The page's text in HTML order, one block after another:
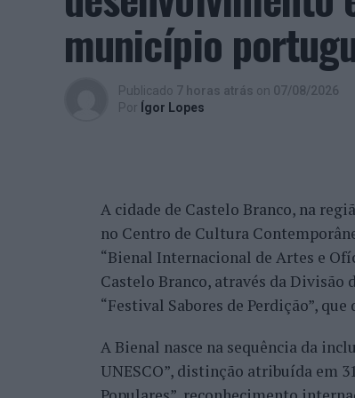
beneficiando, de igual modo, da
alguns jogadores.
Entre os portugueses, Tiago
edição, ambos alcançando os
Já Jaime Faria venceu o peruano
alcançando também os quartos de
Darderi, num encontro decidido em
Nuno Borges, principal
segunda ronda pelo argentino
sets.
município
Publicado 7 horas atrás on 07/08/2026
Por Ígor Lopes
A cidade de Castelo Branco, na
no Centro de Cultura
“Bienal Internacional de Artes e
Castelo Branco, através da Divisão
“Festival Sabores de Perdição”,
A Bienal nasce na sequência da
UNESCO”, distinção atribuída em